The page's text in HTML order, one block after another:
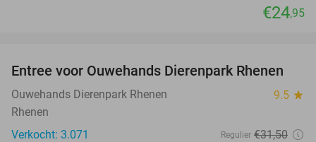
€24,95
19%
Entree voor Ouwehands Dierenpark Rhenen
Ouwehands Dierenpark Rhenen 9.5 star
Rhenen
Verkocht: 3.071
Regulier €31,50